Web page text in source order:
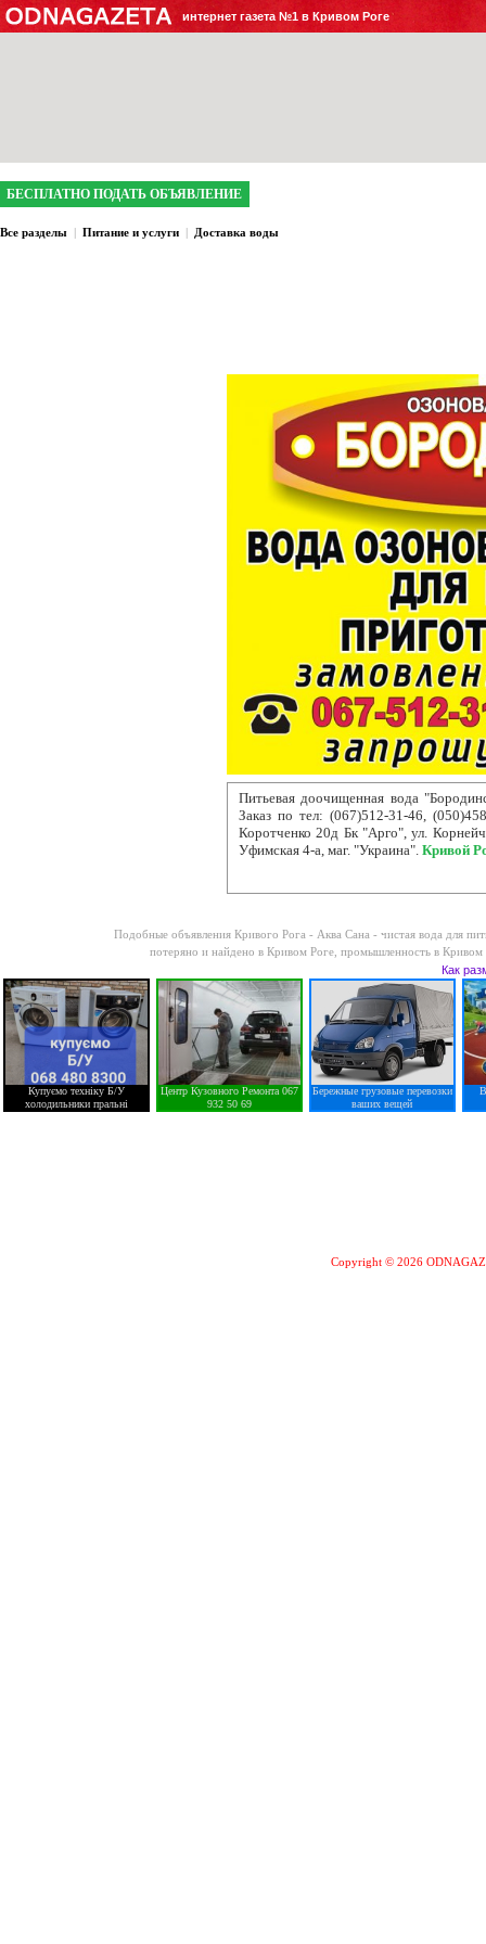
интернет газета №1 в Кривом Роге
БЕСПЛАТНО ПОДАТЬ ОБЪЯВЛЕНИЕ
Все разделы | Питание и услуги | Доставка воды
Питьевая доочищенная вода
Заказ по тел: (067)512-31-46,
Коротченко 20д Бк "Арго", ул.
Уфимская 4-а, маг. "Украина". Кривой
Подобные объявления Кривого Рога - Аква Сана - чистая вода для
потеряно и найдено в Кривом Роге ,промышленность в Кривом
Как
Купуємо техніку Б/У
холодильники пральні
Центр Кузовного Ремонта 067
932 50 69
Бережные грузовые перевозки
ваших вещей
Copyright © 2026